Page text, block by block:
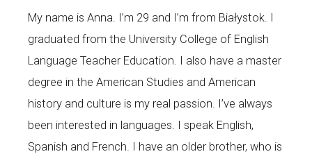
My name is Anna. I’m 29 and I’m from Białystok. I
graduated from the University College of English
Language Teacher Education. I also have a master
degree in the American Studies and American
history and culture is my real passion. I’ve always
been interested in languages. I speak English,
Spanish and French. I have an older brother, who is